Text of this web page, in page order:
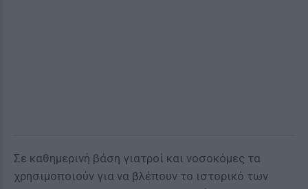
Σε καθημερινή βάση γιατροί και νοσοκόμες τα
χρησιμοποιούν για να βλέπουν το ιστορικό των